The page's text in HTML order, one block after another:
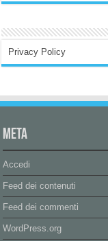
Privacy Policy
Meta
Accedi
Feed dei contenuti
Feed dei commenti
WordPress.org